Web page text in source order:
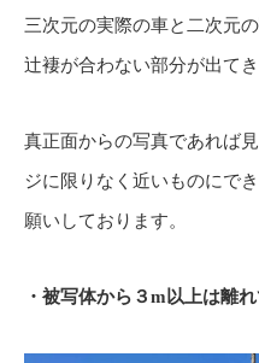
三次元の実際の車と二次元
辻褄が合わない部分が出てき
真正面からの写真であれば
ジに限りなく近いものにで
願いしております。
・被写体から３m以上は離